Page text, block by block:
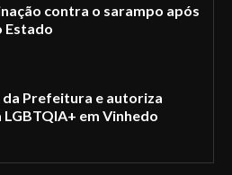
contra o sarampo após
Estado
Prefeitura e autoriza
em Vinhedo